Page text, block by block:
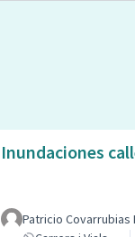
Inundaciones
Patricio Covarrubias